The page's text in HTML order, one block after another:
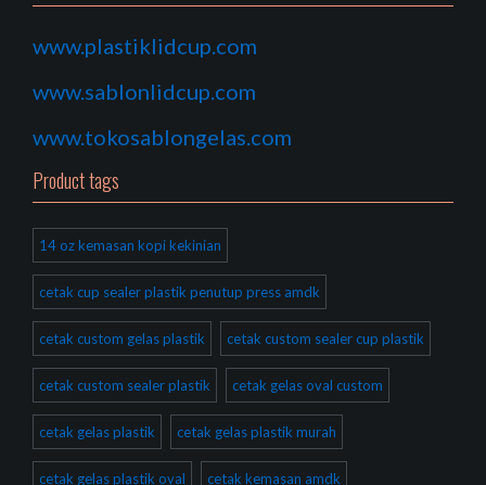
www.plastiklidcup.com
www.sablonlidcup.com
www.tokosablongelas.com
Product tags
14 oz kemasan kopi kekinian
cetak cup sealer plastik penutup press amdk
cetak custom gelas plastik cetak custom sealer cup plastik
cetak custom sealer plastik cetak gelas oval custom
cetak gelas plastik cetak gelas plastik murah
cetak gelas plastik oval cetak kemasan amdk